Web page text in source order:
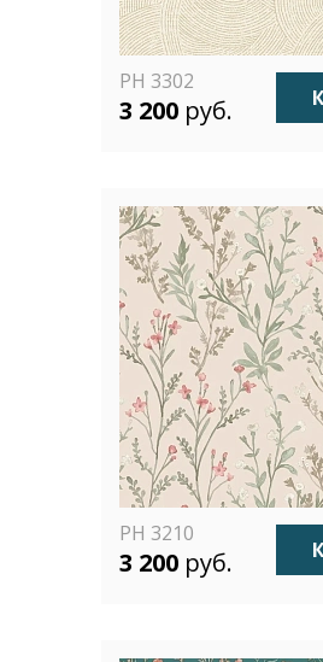
PH 3302
3 200 руб.
PH 3210
3 200 руб.